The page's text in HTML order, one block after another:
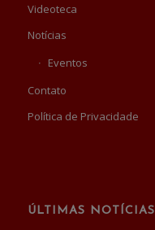
Videoteca
Notícias
Eventos
Contato
Política de Privacidade
ÚLTIMAS NOTÍCIAS